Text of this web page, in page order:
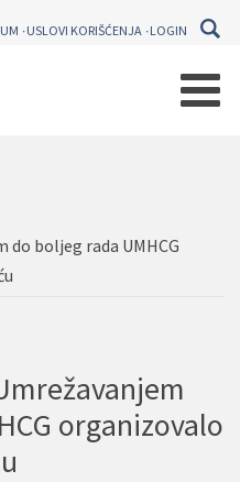
USLOVI KORIŠĆENJA LOGIN
boljeg rada UMHCG
organizovalo